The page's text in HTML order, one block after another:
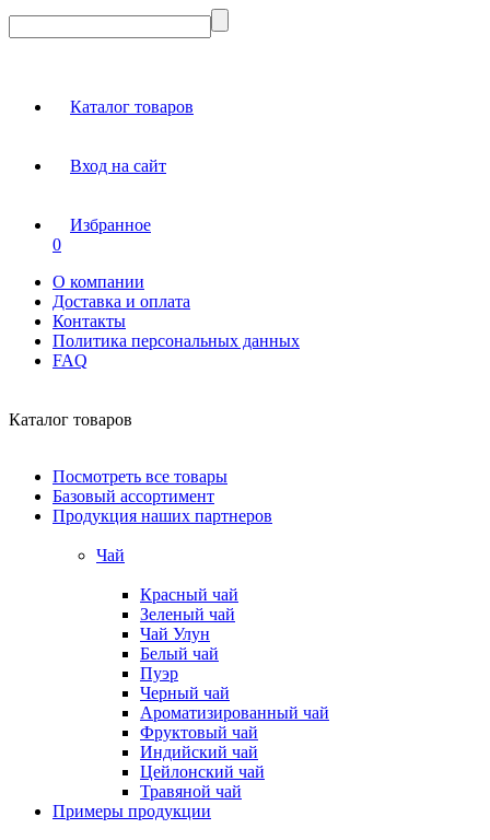
Каталог товаров
Вход на сайт
Избранное
0
О компании
Доставка и оплата
Контакты
Политика персональных данных
FAQ
Каталог товаров
Посмотреть все товары
Базовый ассортимент
Продукция наших партнеров
Чай
Красный чай
Зеленый чай
Чай Улун
Белый чай
Пуэр
Черный чай
Ароматизированный чай
Фруктовый чай
Индийский чай
Цейлонский чай
Травяной чай
Примеры продукции